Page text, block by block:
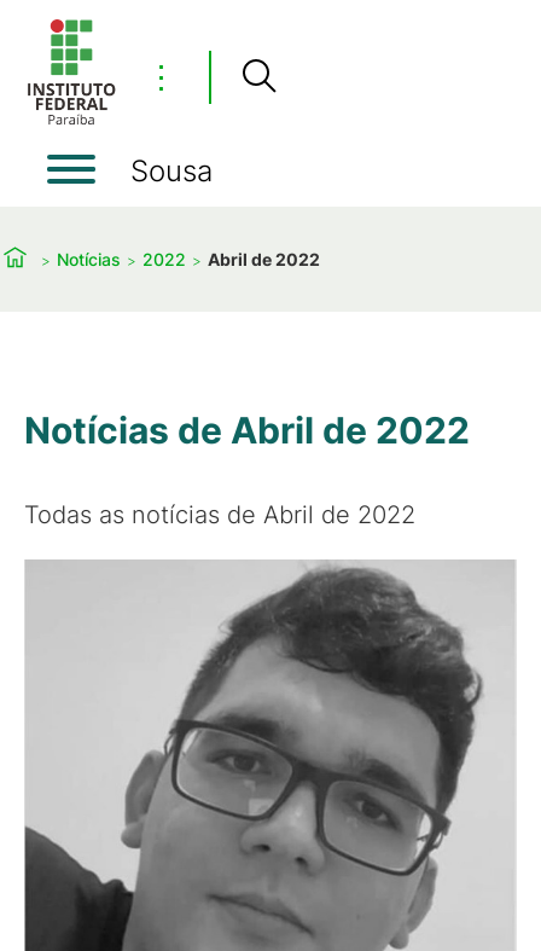
⋮
Sousa
Notícias 2022 Abril de 2022
Notícias de Abril de 2022
Todas as notícias de Abril de 2022